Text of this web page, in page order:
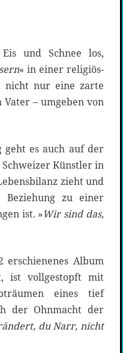
und Schnee los,
« in einer religiös-
nicht nur eine zarte
– umgeben von
geht es auch auf der
Künstler in
zieht und
zu einer
ist. »Wir sind das,
erschienenes Album
ist vollgestopft mit
eines tief
der Ohnmacht der
du Narr, nicht